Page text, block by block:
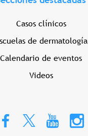
Casos clínicos
de dermatología
Calendario de eventos
Videos